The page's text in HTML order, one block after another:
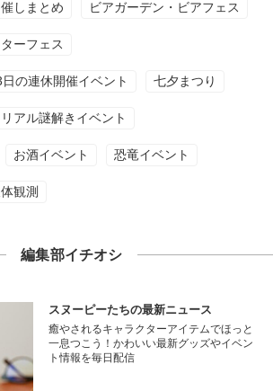
しまとめ ビアガーデン・ビアフェス
ーフェス
の連休開催イベント 七夕まつり
リアル謎解きイベント
お酒イベント 恐竜イベント
観測
編集部イチオシ
スヌーピーたちの最新ニュース
癒やされるキャラクターアイテムでほっと
一息つこう！かわいい最新グッズやイベン
ト情報を毎日配信